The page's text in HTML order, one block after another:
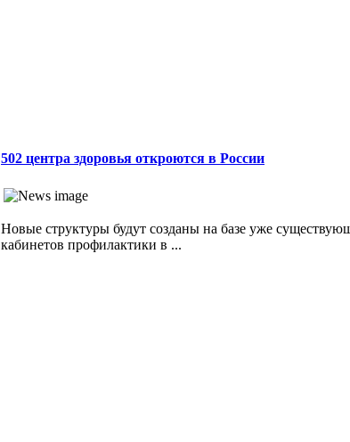
502 центра здоровья откроются в России
Новые структуры будут созданы на базе уже
кабинетов профилактики в ...